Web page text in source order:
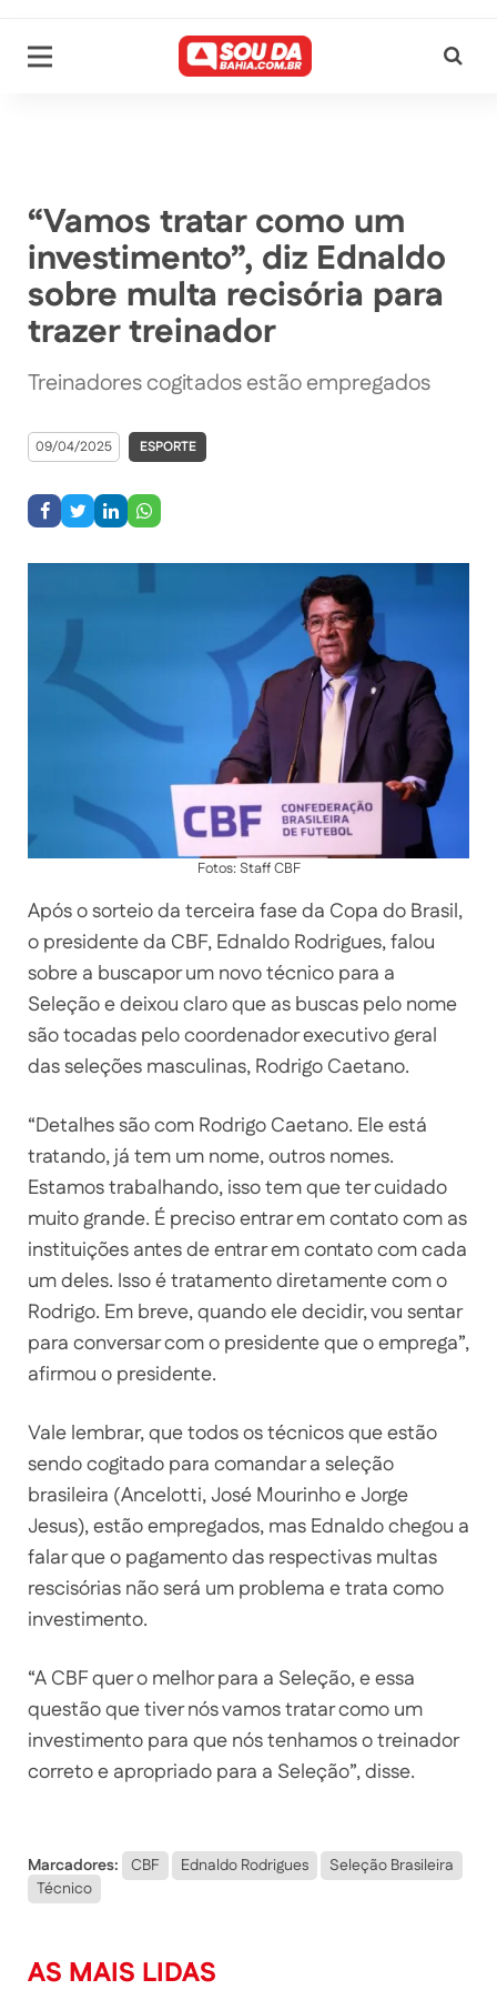
“Vamos tratar como um
investimento”, diz Ednaldo
sobre multa recisória para
trazer treinador
Treinadores cogitados estão empregados
09/04/2025 ESPORTE
Fotos: Staff CBF
Após o sorteio da terceira fase da Copa do Brasil,
o presidente da CBF, Ednaldo Rodrigues, falou
sobre a buscapor um novo técnico para a
Seleção e deixou claro que as buscas pelo nome
são tocadas pelo coordenador executivo geral
das seleções masculinas, Rodrigo Caetano.
“Detalhes são com Rodrigo Caetano. Ele está
tratando, já tem um nome, outros nomes.
Estamos trabalhando, isso tem que ter cuidado
muito grande. É preciso entrar em contato com as
instituições antes de entrar em contato com cada
um deles. Isso é tratamento diretamente com o
Rodrigo. Em breve, quando ele decidir, vou sentar
para conversar com o presidente que o emprega”,
afirmou o presidente.
Vale lembrar, que todos os técnicos que estão
sendo cogitado para comandar a seleção
brasileira (Ancelotti, José Mourinho e Jorge
Jesus), estão empregados, mas Ednaldo chegou a
falar que o pagamento das respectivas multas
rescisórias não será um problema e trata como
investimento.
“A CBF quer o melhor para a Seleção, e essa
questão que tiver nós vamos tratar como um
investimento para que nós tenhamos o treinador
correto e apropriado para a Seleção”, disse.
Marcadores: CBF Ednaldo Rodrigues
Seleção Brasileira
Técnico
AS MAIS LIDAS